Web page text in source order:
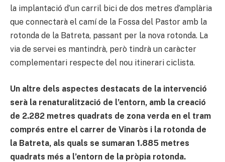
la implantació d’un carril bici de dos metres d’amplària
que connectarà el camí de la Fossa del Pastor amb la
rotonda de la Batreta, passant per la nova rotonda. La
via de servei es mantindrà, però tindrà un caràcter
complementari respecte del nou itinerari ciclista.
Un altre dels aspectes destacats de la intervenció
serà la renaturalització de l’entorn, amb la creació
de 2.282 metres quadrats de zona verda en el tram
comprés entre el carrer de Vinaròs i la rotonda de
la Batreta, als quals se sumaran 1.885 metres
quadrats més a l’entorn de la pròpia rotonda.